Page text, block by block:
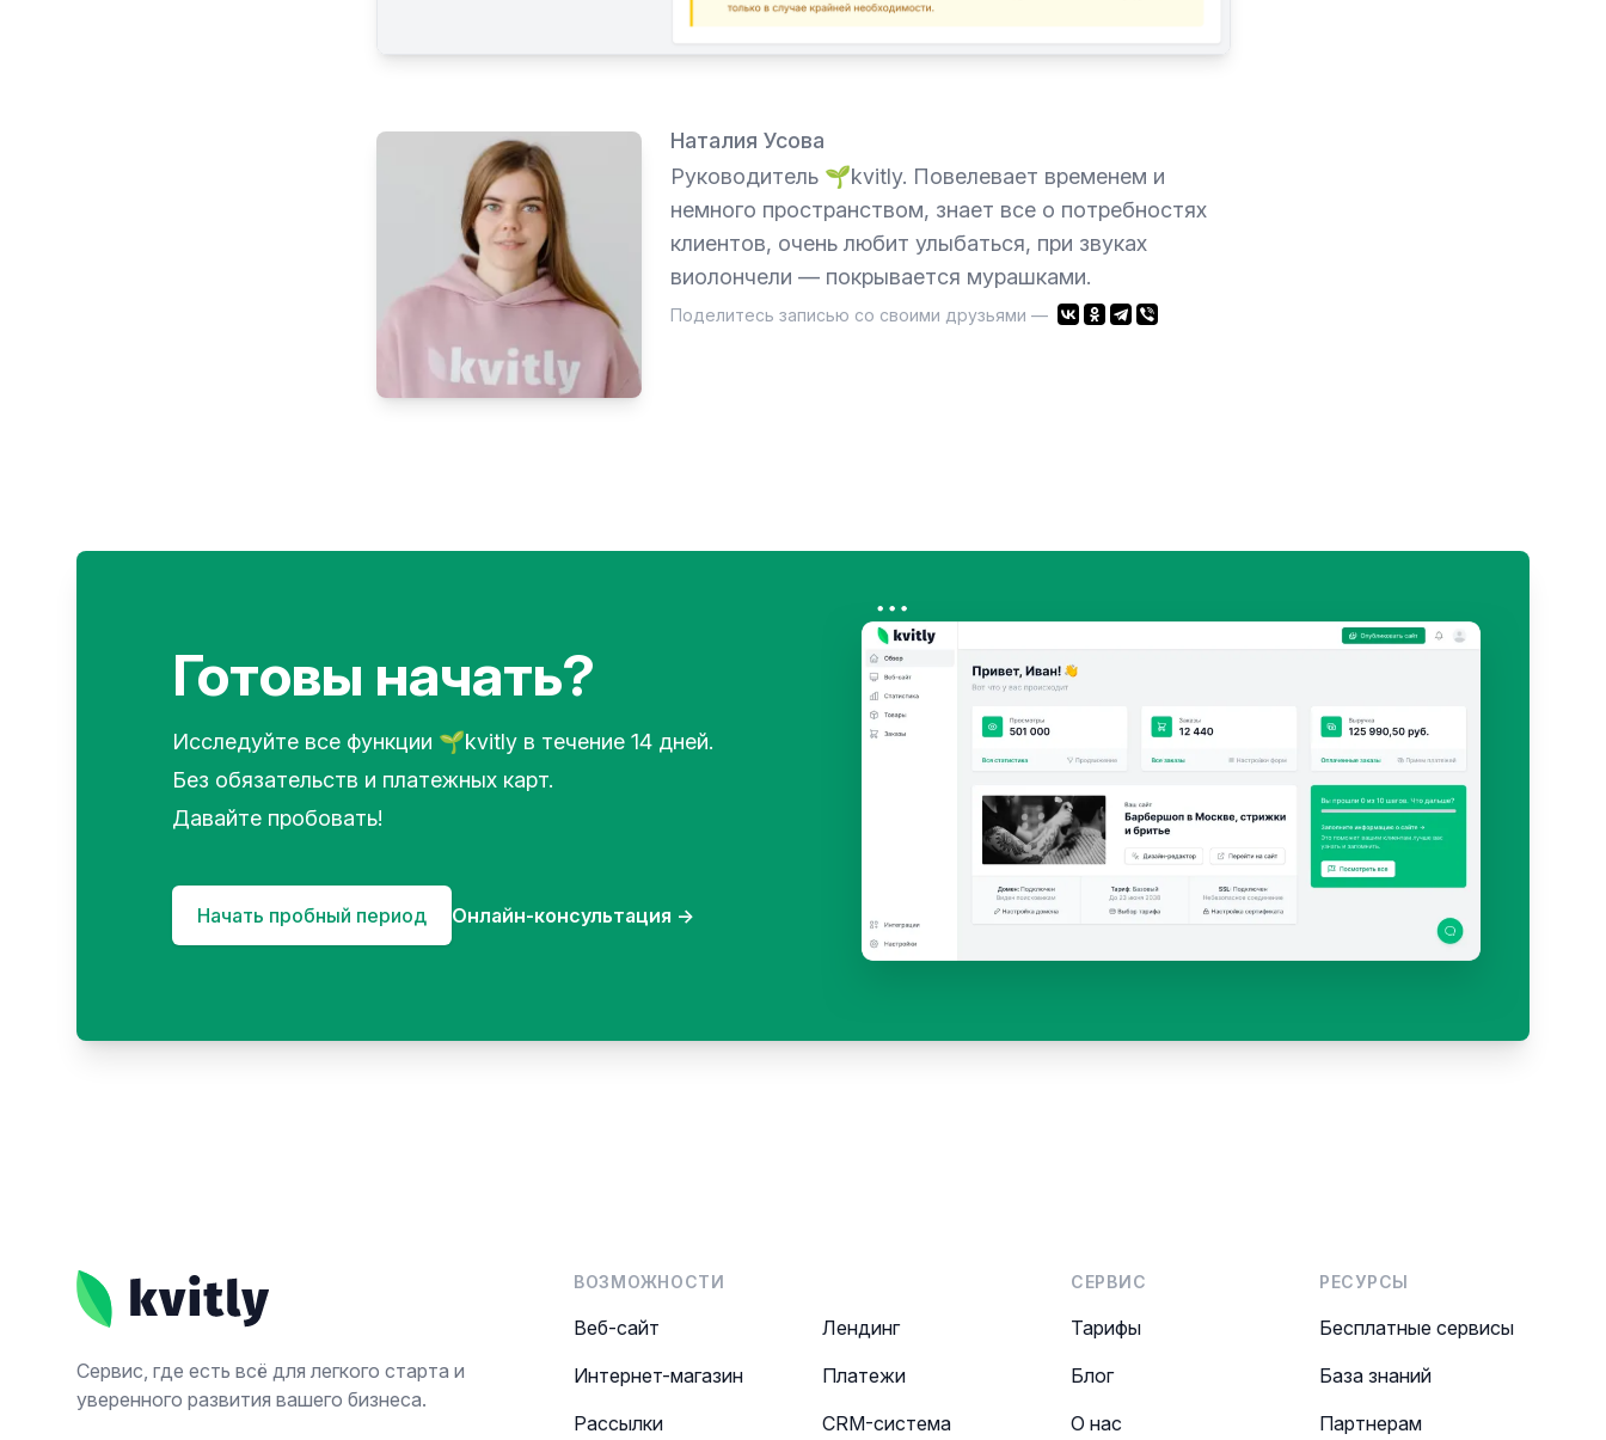
Наталия Усова
Руководитель 🌱kvitly. Повелевает временем и
немного пространством, знает все о потребностях
клиентов, очень любит улыбаться, при звуках
виолончели — покрывается мурашками.
Поделитесь записью со своими друзьями —
Готовы начать?
Исследуйте все функции 🌱kvitly в течение 14 дней.
Без обязательств и платежных карт.
Давайте пробовать!
Начать пробный период Онлайн-консультация →
Сервис, где есть всё для легкого старта и
уверенного развития вашего бизнеса.
ВОЗМОЖНОСТИ
Веб-сайт
Интернет-магазин
Рассылки
Лендинг
Платежи
CRM-система
СЕРВИС
Тарифы
Блог
О нас
РЕСУРСЫ
Бесплатные сервисы
База знаний
Партнерам